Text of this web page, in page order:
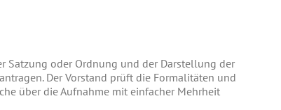
Satzung oder Ordnung und der Darstellung der
Der Vorstand prüft die Formalitäten und
über die Aufnahme mit einfacher Mehrheit